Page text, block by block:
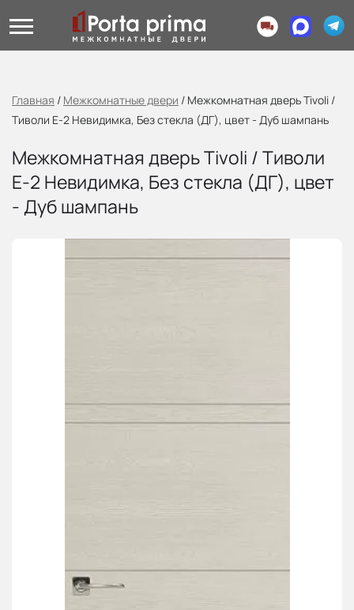
Главная / Межкомнатные двери / Межкомнатная дверь Tivoli /
Тиволи Е-2 Невидимка, Без стекла (ДГ), цвет - Дуб шампань
Межкомнатная дверь Tivoli / Тиволи
Е-2 Невидимка, Без стекла (ДГ), цвет
- Дуб шампань